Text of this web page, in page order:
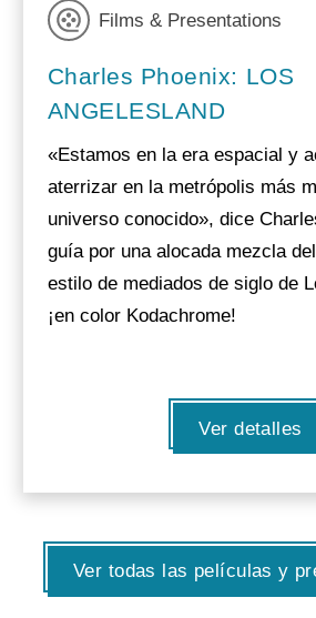
Films & Presentations
Charles Phoenix: LOS
ANGELESLAND
«Estamos en la era espacial y
aterrizar en la metrópolis más
universo conocido», dice
guía por una alocada mezcla
estilo de mediados de siglo de
¡en color Kodachrome!
Ver detalles
Ver todas las películas y